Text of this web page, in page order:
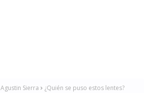
Agustin Sierra ¿Quién se puso estos lentes?